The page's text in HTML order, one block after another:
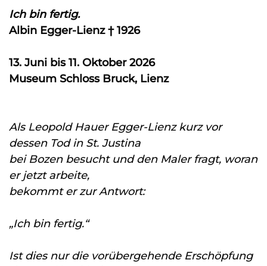
Ich bin fertig.
Albin Egger-Lienz † 1926
13. Juni bis 11. Oktober 2026
Museum Schloss Bruck, Lienz
Als Leopold Hauer Egger-Lienz kurz vor
dessen Tod in St. Justina
bei Bozen besucht und den Maler fragt, woran
er jetzt arbeite,
bekommt er zur Antwort:
„Ich bin fertig.“
Ist dies nur die vorübergehende Erschöpfung